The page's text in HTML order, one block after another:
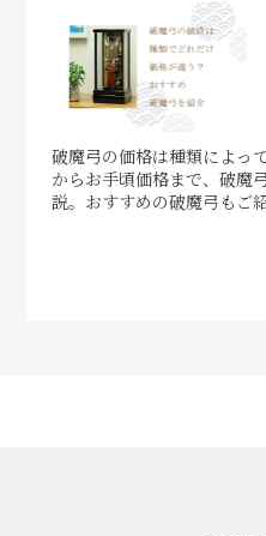
破魔弓の価格は種類によっ
からお手頃価格まで、破魔
説。おすすめの破魔弓もご